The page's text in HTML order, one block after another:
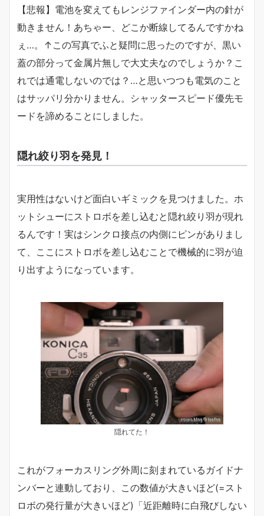
【悲報】電池を変えてもレンジファインダー内の針が
動きません！あちゃー、どこか断線してるんですかね
ぇ…。↑この写真でふと疑問に思ったのですが、黒い
蓋の部分って金属片無しで大丈夫なのでしょうか？こ
れでは通電しないのでは？…と思いつつも電気のこと
はサッパリ分かりません。シャッタースピード優先モ
ードを諦めることにしました。
隠れ絞り羽を発見！
実用性はないけど面白いギミックを見つけました。ホ
ットシューにストロボを差し込むと隠れ絞り羽が現れ
るんです！実はシンクロ接点の内側にピンがありまし
て、ここにストロボを差し込むことで機械的に羽が迫
り出すようになっています。
隠れてた！
これがフォーカスリング外周に刻まれているガイドナ
ンバーと連動しており、この数値が大きいほど(=スト
ロボの発行量が大きいほど)「近距離時に白飛びしない